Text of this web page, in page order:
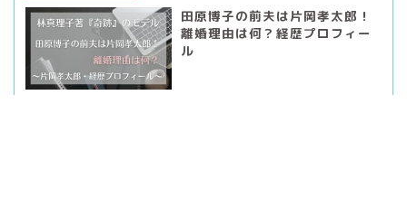
田原博子の前夫は片岡孝太郎！
離婚理由は何？経歴プロフィー
ル